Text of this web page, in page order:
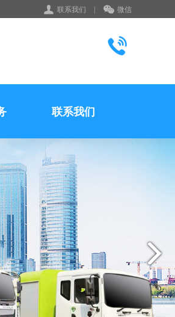
联系我们 | 微信
联系我们